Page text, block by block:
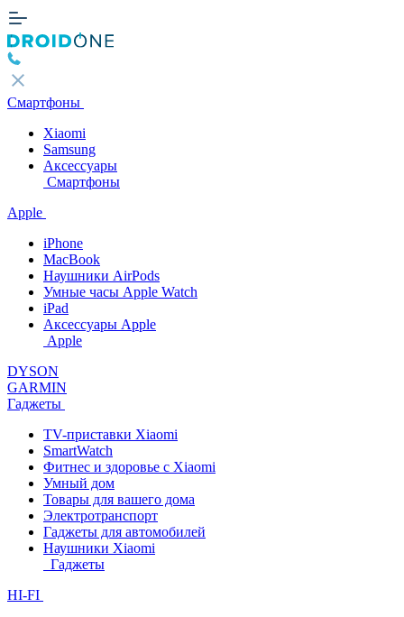
Смартфоны
Xiaomi
Samsung
Аксессуары
Смартфоны
Apple
iPhone
MacBook
Наушники AirPods
Умные часы Apple Watch
iPad
Аксессуары Apple
Apple
DYSON
GARMIN
Гаджеты
TV-приставки Xiaomi
SmartWatch
Фитнес и здоровье с Xiaomi
Умный дом
Товары для вашего дома
Электротранспорт
Гаджеты для автомобилей
Наушники Xiaomi
Гаджеты
HI-FI